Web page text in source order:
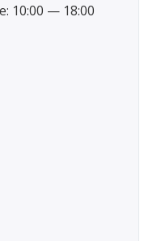
10:00 — 18:00